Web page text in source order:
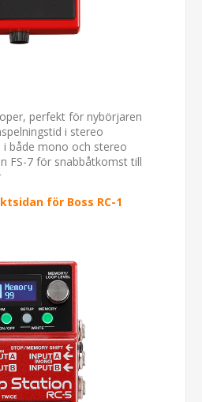
perfekt för nybörjaren
i stereo
i både mono och stereo
FS-7 för snabbåtkomst till
för Boss RC-1